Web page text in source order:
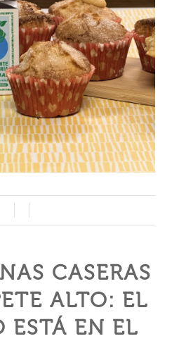
CASERAS
ALTO: EL
ESTÁ EN EL